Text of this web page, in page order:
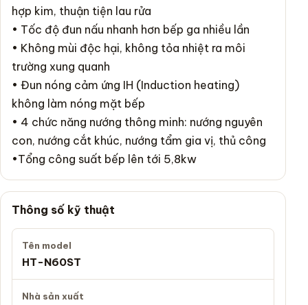
hợp kim, thuận tiện lau rửa
• Tốc độ đun nấu nhanh hơn bếp ga nhiều lần
• Không mùi độc hại, không tỏa nhiệt ra môi
trường xung quanh
• Đun nóng cảm ứng IH (Induction heating)
không làm nóng mặt bếp
• 4 chức năng nướng thông minh: nướng nguyên
con, nướng cắt khúc, nướng tẩm gia vị, thủ công
•Tổng công suất bếp lên tới 5,8kw
Thông số kỹ thuật
Tên model
HT-N60ST
Nhà sản xuất